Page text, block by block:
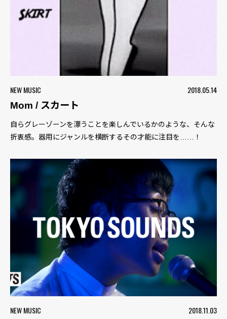
NEW MUSIC
2018.05.14
Mom / スカート
自らグレーゾーンを漂うことを楽しんでいるかのような、そんな
折衷感。器用にジャンルを横断するその才能に注目を……！
NEW MUSIC
2018.11.03